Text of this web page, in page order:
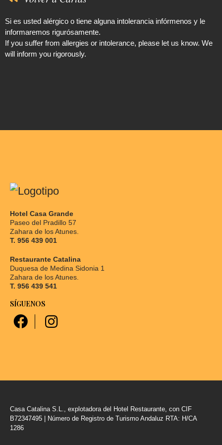
Si es usted alérgico o tiene alguna intolerancia infórmenos y le
informaremos rigurósamente.
If you suffer from allergies or intolerance, please let us know. We
will inform you rigorously.
Hotel Casa Grande
Paseo del Pradillo 57
Zahara de los Atunes.
T. 956 439 001
Restaurante Catalina
Duquesa de Medina Sidonia 1
Zahara de los Atunes.
T. 956 439 541
SÍGUENOS
Casa Catalina S.L., explotadora del Hotel Restaurante, con CIF
B72347495 | Número de Registro de Turismo Andaluz RTA: H/CA
1286